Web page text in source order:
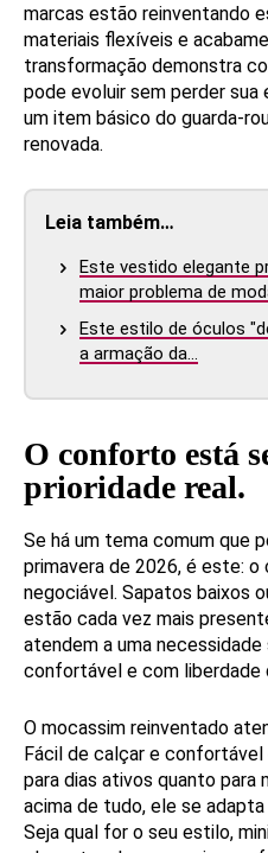
marcas estão reinventando
materiais flexíveis e
transformação demonstra
pode evoluir sem perder
um item básico do guarda-
renovada.
Leia também…
Este vestido elegante
maior problema de
Este estilo de óculos
a armação da…
O conforto está
prioridade real.
Se há um tema comum que
primavera de 2026, é este:
negociável. Sapatos baixos
estão cada vez mais
atendem a uma
confortável e com liberdade
O mocassim reinventado
Fácil de calçar e
para dias ativos quanto para
acima de tudo, ele se
Seja qual for o seu estilo,